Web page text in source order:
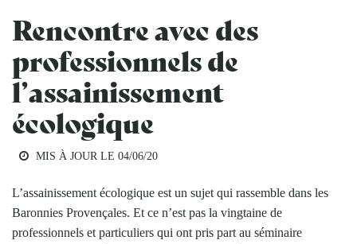
Rencontre avec des
professionnels de
l’assainissement
écologique
MIS À JOUR LE 04/06/20
L’assainissement écologique est un sujet qui rassemble dans les
Baronnies Provençales. Et ce n’est pas la vingtaine de
professionnels et particuliers qui ont pris part au séminaire